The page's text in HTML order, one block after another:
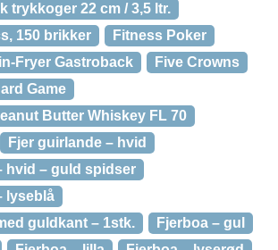
trykkoger 22 cm / 3,5 ltr.
150 brikker
Fitness Poker
Fryer Gastroback
Five Crowns
Game
Butter Whiskey FL 70
Fjer guirlande – hvid
hvid – guld spidser
lyseblå
guldkant – 1stk.
Fjerboa – gul